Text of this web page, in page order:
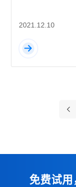
2021.12.10
免费试用